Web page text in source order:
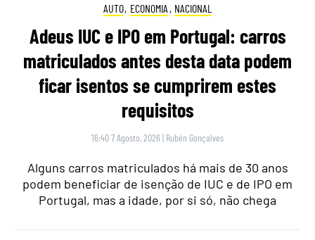
AUTO, ECONOMIA , NACIONAL
Adeus IUC e IPO em Portugal: carros
matriculados antes desta data podem
ficar isentos se cumprirem estes
requisitos
16:40 7 Agosto, 2026 | Rubén Gonçalves
Alguns carros matriculados há mais de 30 anos
podem beneficiar de isenção de IUC e de IPO em
Portugal, mas a idade, por si só, não chega